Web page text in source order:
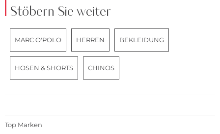
Stöbern Sie weiter
MARC O'POLO HERREN BEKLEIDUNG
HOSEN & SHORTS CHINOS
Top Marken